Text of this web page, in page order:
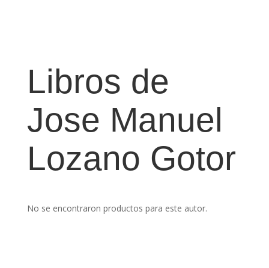
Libros de
Jose Manuel
Lozano Gotor
No se encontraron productos para este autor.